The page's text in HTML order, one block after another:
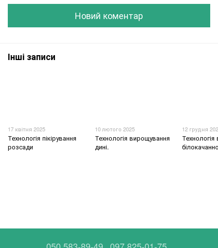
Новий коментар
Інші записи
17 квітня 2025
Технологія пікірування
розсади
10 лютого 2025
Технологія вирощування
дині.
12 грудня